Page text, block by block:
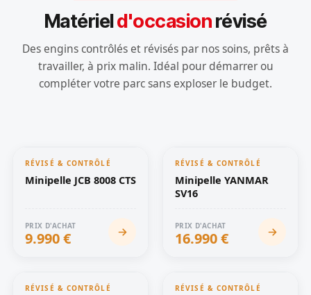
Matérield'occasionrévisé
Des engins contrôlés et révisés par nos soins, prêts à
travailler, à prix malin. Idéal pour démarrer ou
compléter votre parc sans exploser le budget.
OCCASION
RÉVISÉ & CONTRÔLÉ
Minipelle JCB 8008 CTS
PRIX D'ACHAT
9.990 €
OCCASION
RÉVISÉ & CONTRÔLÉ
Minipelle YANMAR
SV16
PRIX D'ACHAT
16.990 €
OCCASION
RÉVISÉ & CONTRÔLÉ OCCASION
RÉVISÉ & CONTRÔLÉ